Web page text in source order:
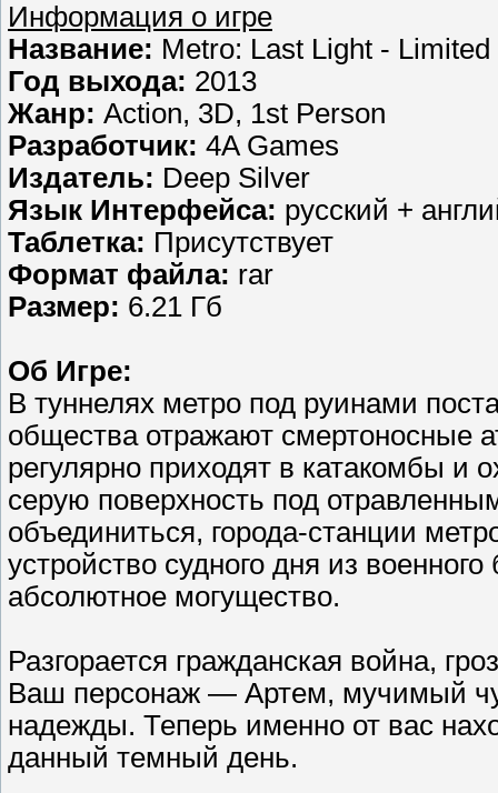
Информация о игре
Название: Metro: Last Light - Limited
Год выхода: 2013
Жанр: Action, 3D, 1st Person
Разработчик: 4A Games
Издатель: Deep Silver
Язык Интерфейса: русский +
Таблетка: Присутствует
Формат файла: rar
Размер: 6.21 Гб
Об Игре:
В туннелях метро под руинами
общества отражают смертоносные
регулярно приходят в катакомбы и
серую поверхность под
объединиться, города-станции
устройство судного дня из
абсолютное могущество.
Разгорается гражданская война,
Ваш персонаж — Артем, мучимый
надежды. Теперь именно от вас
данный темный день.